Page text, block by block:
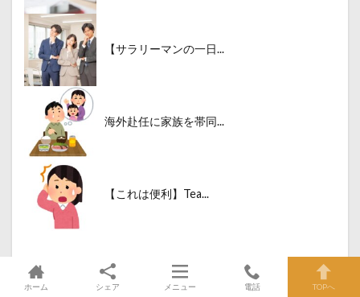
【サラリーマンの一日...
海外赴任に家族を帯同...
【これは便利】Tea...
ホーム シェア メニュー 電話 TOPへ